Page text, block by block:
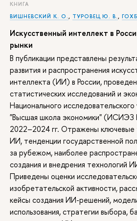
КНИГА
ИШНЕВСКИЙ К. О.
ТУРОВЕЦ Ю. В. ,
Искусственный интеллект в
рынки
публикации представлены
развития и распространения
интеллекта (ИИ) в России,
статистических исследований и
Национального
"Высшая школа экономики"
2022–2024 гг. Отражены ключевые
ИИ, тенденции государственной
за рубежом, наиболее
создания и внедрения технологий
Приведены оценки
изобретательской активности,
кейсы создания ИИ-решений,
использования, стратегии выбора,